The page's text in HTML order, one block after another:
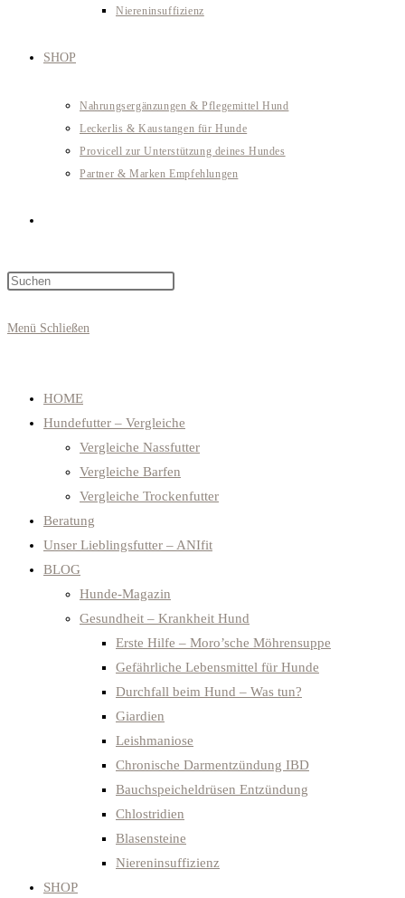
Niereninsuffizienz
SHOP
Nahrungsergänzungen & Pflegemittel Hund
Leckerlis & Kaustangen für Hunde
Provicell zur Unterstützung deines Hundes
Partner & Marken Empfehlungen
Suche
panel.
Menü Schließen
HOME
Hundefutter – Vergleiche
Vergleiche Nassfutter
Vergleiche Barfen
Vergleiche Trockenfutter
Beratung
Unser Lieblingsfutter – ANIfit
BLOG
Hunde-Magazin
Gesundheit – Krankheit Hund
Erste Hilfe – Moro’sche Möhrensuppe
Gefährliche Lebensmittel für Hunde
Durchfall beim Hund – Was tun?
Giardien
Leishmaniose
Chronische Darmentzündung IBD
Bauchspeicheldrüsen Entzündung
Chlostridien
Blasensteine
Niereninsuffizienz
SHOP